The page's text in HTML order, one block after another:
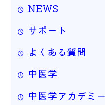
NEWS
サポート
よくある質問
中医学
中医学アカデミー